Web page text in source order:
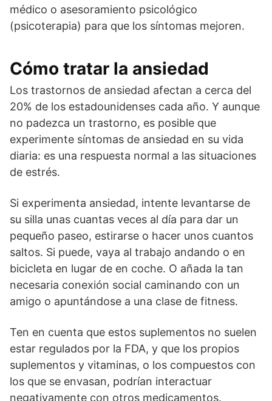
médico o asesoramiento psicológico
(psicoterapia) para que los síntomas mejoren.
Cómo tratar la ansiedad
Los trastornos de ansiedad afectan a cerca del
20% de los estadounidenses cada año. Y aunque
no padezca un trastorno, es posible que
experimente síntomas de ansiedad en su vida
diaria: es una respuesta normal a las situaciones
de estrés.
Si experimenta ansiedad, intente levantarse de
su silla unas cuantas veces al día para dar un
pequeño paseo, estirarse o hacer unos cuantos
saltos. Si puede, vaya al trabajo andando o en
bicicleta en lugar de en coche. O añada la tan
necesaria conexión social caminando con un
amigo o apuntándose a una clase de fitness.
Ten en cuenta que estos suplementos no suelen
estar regulados por la FDA, y que los propios
suplementos y vitaminas, o los compuestos con
los que se envasan, podrían interactuar
negativamente con otros medicamentos.